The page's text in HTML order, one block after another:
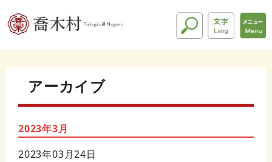
アーカイブ
2023年3月
2023年03月24日